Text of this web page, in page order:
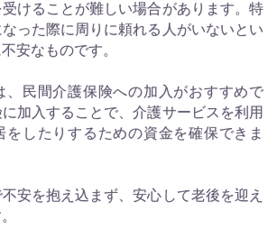
けることが難しい場合があります。特
った際に周りに頼れる人がいないとい
安なものです。
、民間介護保険への加入がおすすめで
加入することで、介護サービスを利用
をしたりするための資金を確保できま
安を抱え込まず、安心して老後を迎え